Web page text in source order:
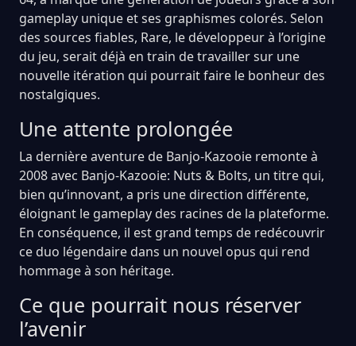
gameplay unique et ses graphismes colorés. Selon
des sources fiables, Rare, le développeur à l’origine
du jeu, serait déjà en train de travailler sur une
nouvelle itération qui pourrait faire le bonheur des
nostalgiques.
Une attente prolongée
La dernière aventure de Banjo-Kazooie remonte à
2008 avec Banjo-Kazooie: Nuts & Bolts, un titre qui,
bien qu’innovant, a pris une direction différente,
éloignant le gameplay des racines de la plateforme.
En conséquence, il est grand temps de redécouvrir
ce duo légendaire dans un nouvel opus qui rend
hommage à son héritage.
Ce que pourrait nous réserver
l’avenir